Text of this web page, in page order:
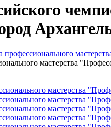
профессионального
мастерства